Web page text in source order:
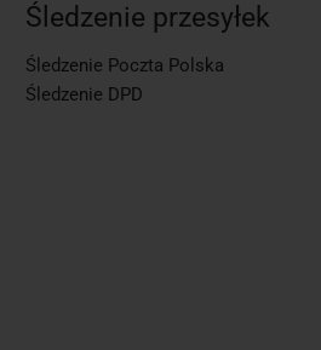
Śledzenie przesyłek
Śledzenie Poczta Polska
Śledzenie DPD